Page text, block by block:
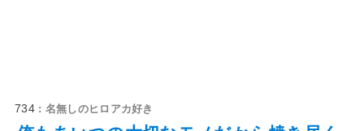
734 : 名無しのヒロアカ好き